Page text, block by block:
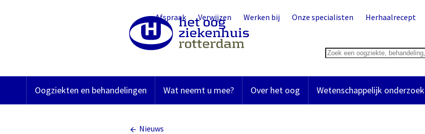
Top
Afspraak Verwijzen Werken bij Onze specialisten Herhaalrecept
Hoofdnavigatie
Oogziekten en behandelingen Wat neemt u mee? Over het oog Wetenschappelijk onderzoek
Nieuws